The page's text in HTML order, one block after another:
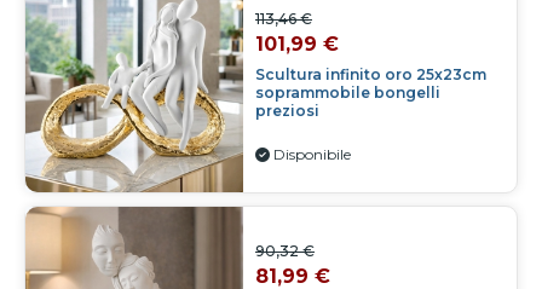
Scultura infinito oro 25x23cm
soprammobile bongelli
preziosi
113,46 €
101,99 €
Disponibile
90,32 €
81,99 €